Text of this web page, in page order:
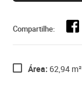
Compartilhe:
Área: 62,94 m²